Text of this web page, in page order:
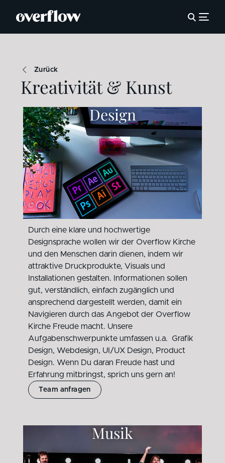
Zurück
Kreativität & Kunst
Design
Durch eine klare und hochwertige
Designsprache wollen wir der Overflow Kirche
und den Menschen darin dienen, indem wir
attraktive Druckprodukte, Visuals und
Installationen gestalten. Informationen sollen
gut, verständlich, einfach zugänglich und
ansprechend dargestellt werden, damit ein
Navigieren durch das Angebot der Overflow
Kirche Freude macht. Unsere
Aufgabenschwerpunkte umfassen u.a.
Grafik
Design, Webdesign, UI/UX Design, Product
Design. Wenn Du daran Freude hast und
Erfahrung mitbringst, sprich uns gern an!
Team anfragen
Musik